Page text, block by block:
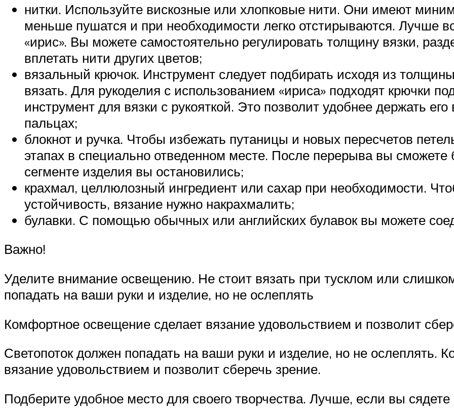
нитки. Используйте вискозные или хлопковые нити. Они имеют
меньше пушатся и при необходимости легко отстирываются. Лучше
«ирис». Вы можете самостоятельно регулировать толщину вязки,
вплетать нити других цветов;
вязальный крючок. Инструмент следует подбирать исходя из
вязать. Для рукоделия с использованием «ириса» подходят крючки
инструмент для вязки с рукояткой. Это позволит удобнее держать
пальцах;
блокнот и ручка. Чтобы избежать путаницы и новых пересчетов
этапах в специально отведенном месте. После перерыва вы сможете
сегменте изделия вы остановились;
крахмал, целлюлозный ингредиент или сахар при необходимости.
устойчивость, вязание нужно накрахмалить;
булавки. С помощью обычных или английских булавок вы можете
Важно!
Уделите внимание освещению. Не стоит вязать при тусклом или
попадать на ваши руки и изделие, но не ослеплять
Комфортное освещение сделает вязание удовольствием и позволит
Светопоток должен попадать на ваши руки и изделие, но не ослеплять.
вязание удовольствием и позволит сберечь зрение.
Подберите удобное место для своего творчества. Лучше, если вы